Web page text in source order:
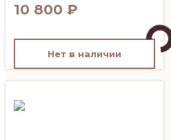
10 800 ₽
Нет в наличии